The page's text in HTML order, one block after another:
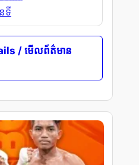
ទី
/ មើលព័ត៌មាន